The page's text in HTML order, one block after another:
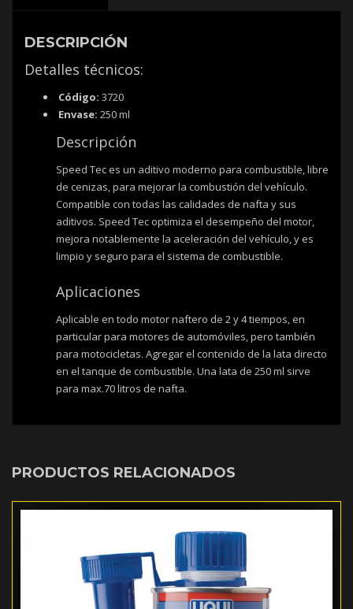
DESCRIPCIÓN
Detalles técnicos:
Código: 3720
Envase: 250 ml
Descripción
Speed Tec es un aditivo moderno para combustible, libre
de cenizas, para mejorar la combustión del vehículo.
Compatible con todas las calidades de nafta y sus
aditivos. Speed Tec optimiza el desempeño del motor,
mejora notablemente la aceleración del vehículo, y es
limpio y seguro para el sistema de combustible.
Aplicaciones
Aplicable en todo motor naftero de 2 y 4 tiempos, en
particular para motores de automóviles, pero también
para motocicletas. Agregar el contenido de la lata directo
en el tanque de combustible. Una lata de 250 ml sirve
para max.70 litros de nafta.
PRODUCTOS RELACIONADOS